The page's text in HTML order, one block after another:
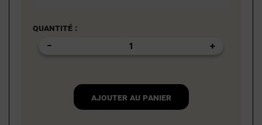
Quantité :
Ajouter au panier